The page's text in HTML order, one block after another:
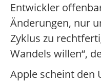
Entwickler
Änderungen, nur
Zyklus zu
Wandels willen“,
Apple scheint den